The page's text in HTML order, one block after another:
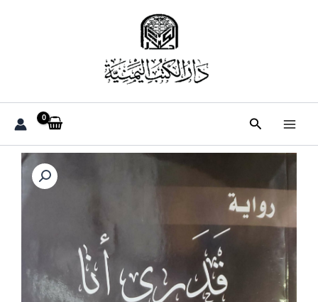
البحث
قدري
محمد